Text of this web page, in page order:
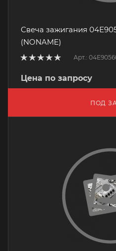
Свеча зажигания
(NONAME)
Арт.:
Цена по запросу
ПОД